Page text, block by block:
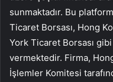
sunmaktadır. Bu
Ticaret Borsası, Hong
York Ticaret Borsası
vermektedir. Firma,
İşlemler Komitesi